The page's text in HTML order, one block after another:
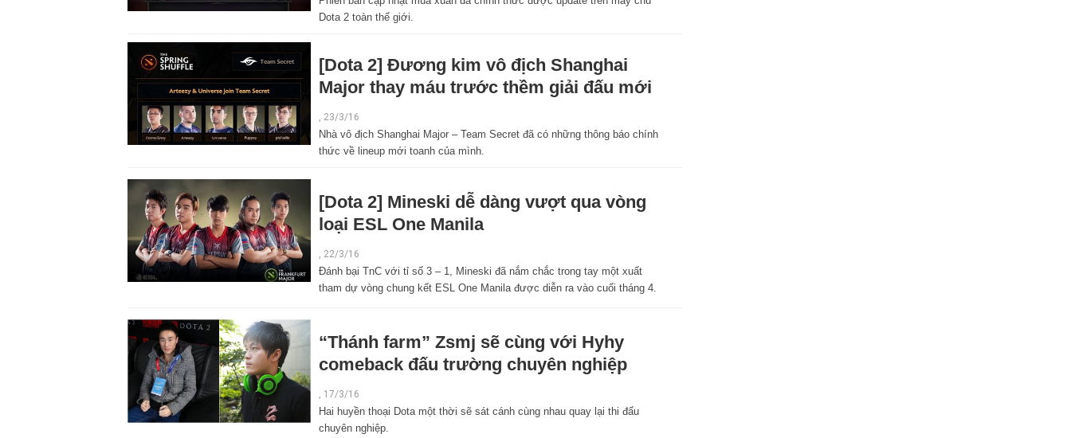
Dota 2 toàn thế giới.
[Dota 2] Đương kim vô địch Shanghai
Major thay máu trước thềm giải đấu mới
, 23/3/16
Nhà vô địch Shanghai Major – Team Secret đã có những thông báo chính
thức về lineup mới toanh của mình.
[Dota 2] Mineski dễ dàng vượt qua vòng
loại ESL One Manila
, 22/3/16
Đánh bại TnC với tỉ số 3 – 1, Mineski đã nắm chắc trong tay một xuất
tham dự vòng chung kết ESL One Manila được diễn ra vào cuối tháng 4.
“Thánh farm” Zsmj sẽ cùng với Hyhy
comeback đấu trường chuyên nghiệp
, 17/3/16
Hai huyền thoại Dota một thời sẽ sát cánh cùng nhau quay lại thi đấu
chuyên nghiệp.